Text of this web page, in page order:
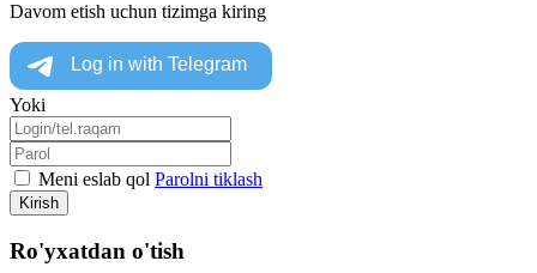
Davom etish uchun tizimga kiring
Yoki
Meni eslab qol Parolni tiklash
Kirish
Ro'yxatdan o'tish